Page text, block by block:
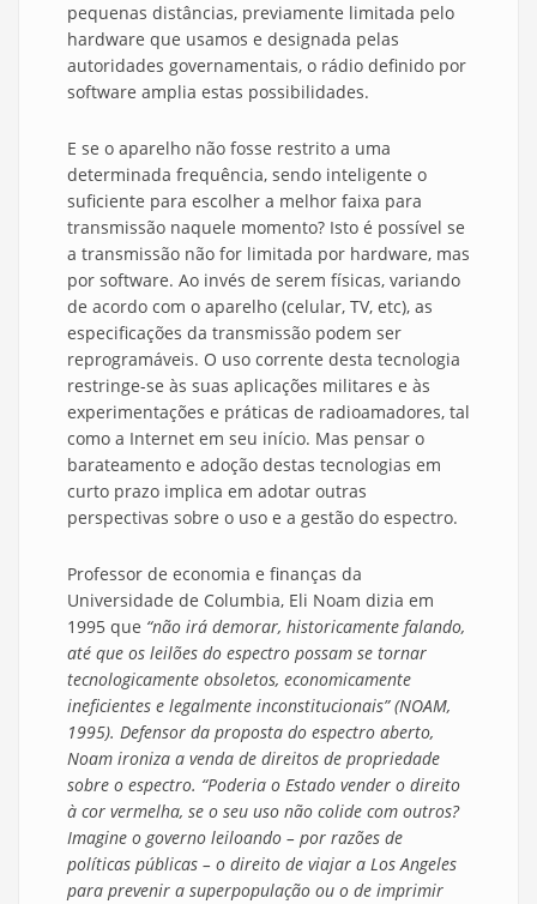
pequenas distâncias, previamente limitada pelo
hardware que usamos e designada pelas
autoridades governamentais, o rádio definido por
software amplia estas possibilidades.
E se o aparelho não fosse restrito a uma
determinada frequência, sendo inteligente o
suficiente para escolher a melhor faixa para
transmissão naquele momento? Isto é possível se
a transmissão não for limitada por hardware, mas
por software. Ao invés de serem físicas, variando
de acordo com o aparelho (celular, TV, etc), as
especificações da transmissão podem ser
reprogramáveis. O uso corrente desta tecnologia
restringe-se às suas aplicações militares e às
experimentações e práticas de radioamadores, tal
como a Internet em seu início. Mas pensar o
barateamento e adoção destas tecnologias em
curto prazo implica em adotar outras
perspectivas sobre o uso e a gestão do espectro.
Professor de economia e finanças da
Universidade de Columbia, Eli Noam dizia em
1995 que “não irá demorar, historicamente falando,
até que os leilões do espectro possam se tornar
tecnologicamente obsoletos, economicamente
ineficientes e legalmente inconstitucionais” (NOAM,
1995). Defensor da proposta do espectro aberto,
Noam ironiza a venda de direitos de propriedade
sobre o espectro. “Poderia o Estado vender o direito
à cor vermelha, se o seu uso não colide com outros?
Imagine o governo leiloando – por razões de
políticas públicas – o direito de viajar a Los Angeles
para prevenir a superpopulação ou o de imprimir